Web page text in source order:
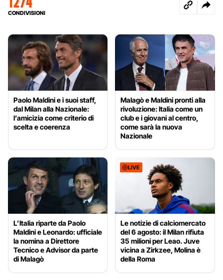
CONDIVISIONI
Paolo Maldini e i suoi staff,
dal Milan alla Nazionale:
l’amicizia come criterio di
scelta e coerenza
Malagò e Maldini pronti alla
rivoluzione: Italia come un
club e i giovani al centro,
come sarà la nuova
Nazionale
L’Italia riparte da Paolo
Maldini e Leonardo: ufficiale
la nomina a Direttore
Tecnico e Advisor da parte
di Malagò
LIVE
Le notizie di calciomercato
del 6 agosto: il Milan rifiuta
35 milioni per Leao. Juve
vicina a Zirkzee, Molina è
della Roma